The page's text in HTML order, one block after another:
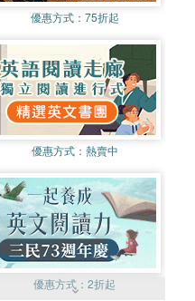
優惠方式： 75折起
優惠方式： 熱賣中
優惠方式：2折起